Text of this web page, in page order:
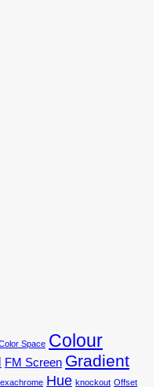
Space Colour
FM Screen Gradient
Hue knockout Offset